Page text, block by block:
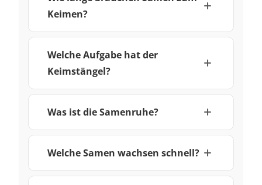
Keimen?
Welche Aufgabe hat der
Keimstängel?
Was ist die Samenruhe?
Welche Samen wachsen schnell?